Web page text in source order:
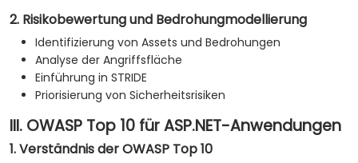
2. Risikobewertung und Bedrohungmodellierung
Identifizierung von Assets und Bedrohungen
Analyse der Angriffsfläche
Einführung in STRIDE
Priorisierung von Sicherheitsrisiken
III. OWASP Top 10 für ASP.NET-Anwendungen
1. Verständnis der OWASP Top 10